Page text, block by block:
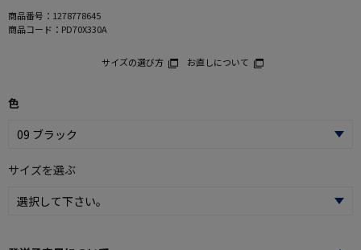
商品番号： 1278778645
商品コード： PD70X330A
サイズの選び方 お直しについて
色
サイズを選ぶ